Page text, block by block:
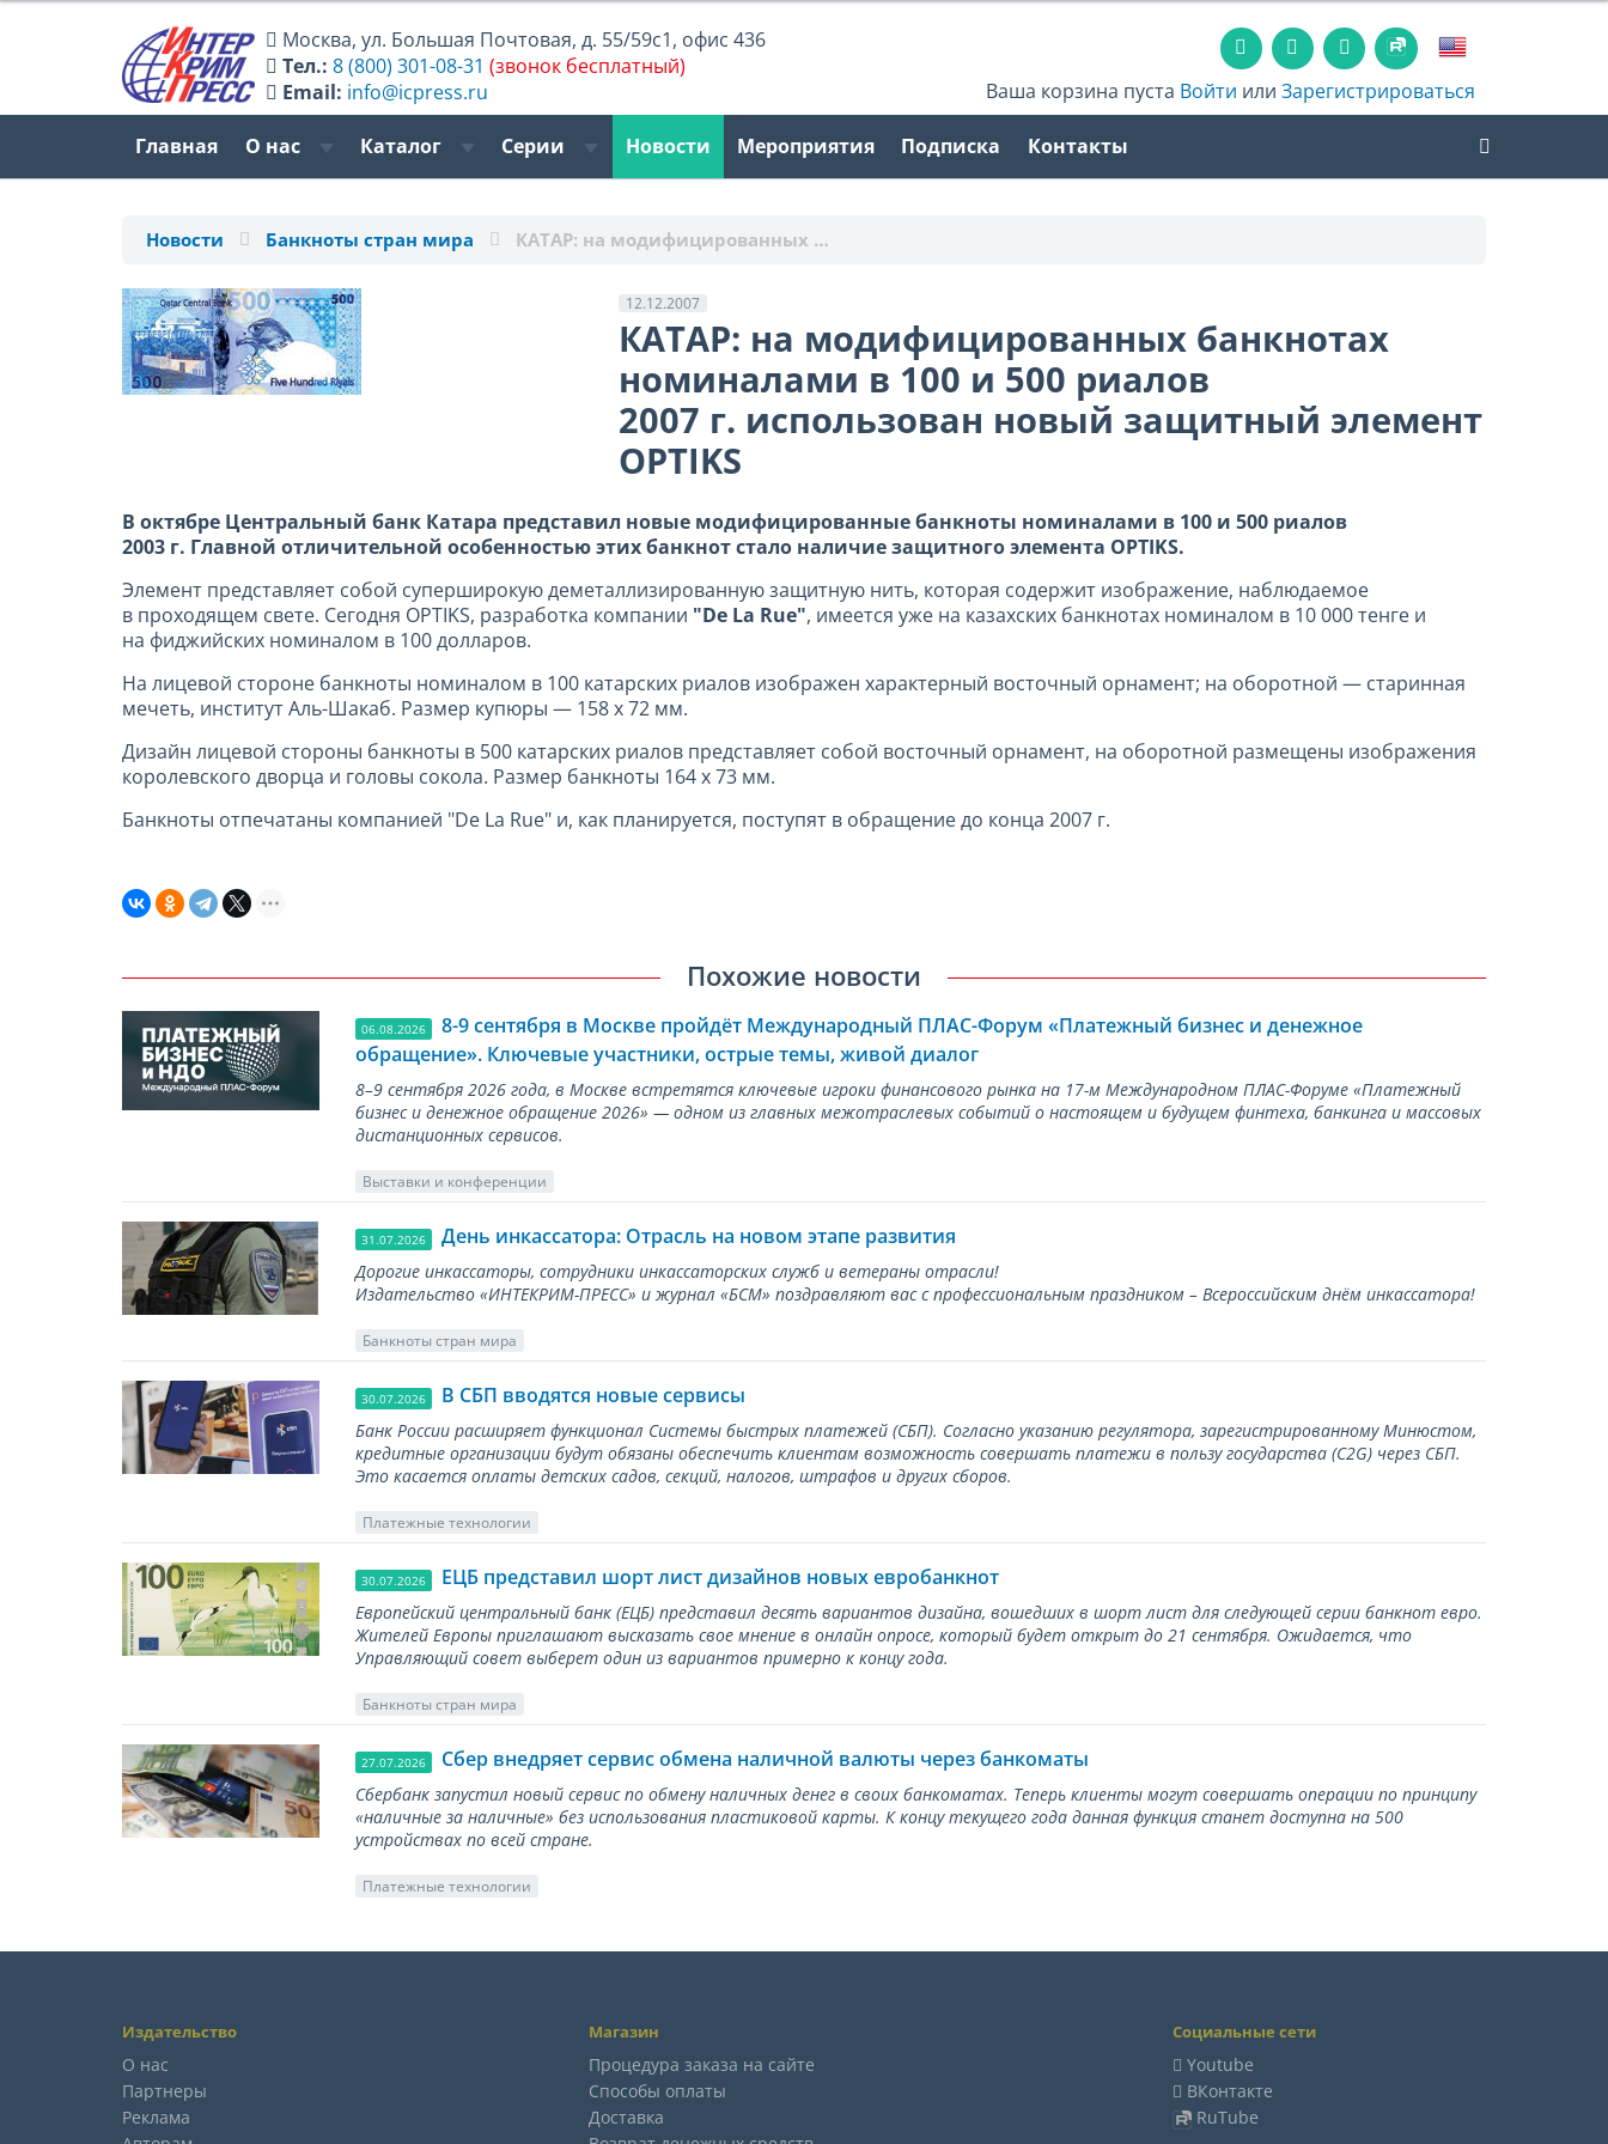
Москва,ул. Большая Почтовая, д. 55/59с1, офис 436
Тел.: 8 (800) 301-08-31 (звонок бесплатный)
Email: info@icpress.ru Ваша корзина пуста Войти илиЗарегистрироваться
Главная О нас Каталог Серии Новости Мероприятия Подписка Контакты
Новости Банкноты стран мира КАТАР: на модифицированных …
12.12.2007
КАТАР: на модифицированных банкнотах
номиналами в 100 и 500 риалов
2007 г. использован новый защитный элемент
OPTIKS
В октябре Центральный банк Катара представил новые модифицированные банкноты номиналами в 100 и 500 риалов
2003 г. Главной отличительной особенностью этих банкнот стало наличие защитного элемента OPTIKS.
Элемент представляет собой суперширокую деметаллизированную защитную нить, которая содержит изображение, наблюдаемое
в проходящем свете. Сегодня OPTIKS, разработка компании "De La Rue", имеется уже на казахских банкнотах номиналом в 10 000 тенге и
на фиджийских номиналом в 100 долларов.
На лицевой стороне банкноты номиналом в 100 катарских риалов изображен характерный восточный орнамент; на оборотной — старинная
мечеть, институт Аль-Шакаб. Размер купюры — 158 х 72 мм.
Дизайн лицевой стороны банкноты в 500 катарских риалов представляет собой восточный орнамент, на оборотной размещены изображения
королевского дворца и головы сокола. Размер банкноты 164 х 73 мм.
Банкноты отпечатаны компанией "De La Rue" и, как планируется, поступят в обращение до конца 2007 г.
Похожие новости
06.08.2026
8-9 сентября в Москве пройдёт Международный ПЛАС-Форум «Платежный бизнес и денежное
обращение». Ключевые участники, острые темы, живой диалог
8–9 сентября 2026 года, в Москве встретятся ключевые игроки финансового рынка на 17-м Международном ПЛАС-Форуме «Платежный
бизнес и денежное обращение 2026» — одном из главных межотраслевых событий о настоящем и будущем финтеха, банкинга и массовых
дистанционных сервисов.
Выставки и конференции
31.07.2026 День инкассатора: Отрасль на новом этапе развития
Дорогие инкассаторы, сотрудники инкассаторских служб и ветераны отрасли!
Издательство «ИНТЕКРИМ-ПРЕСС» и журнал «БСМ» поздравляют вас с профессиональным праздником – Всероссийским днём инкассатора!
Банкноты стран мира
30.07.2026 В СБП вводятся новые сервисы
Банк России расширяет функционал Системы быстрых платежей (СБП). Согласно указанию регулятора, зарегистрированному Минюстом,
кредитные организации будут обязаны обеспечить клиентам возможность совершать платежи в пользу государства (С2G) через СБП.
Это касается оплаты детских садов, секций, налогов, штрафов и других сборов.
Платежные технологии
30.07.2026 ЕЦБ представил шорт лист дизайнов новых евробанкнот
Европейский центральный банк (ЕЦБ) представил десять вариантов дизайна, вошедших в шорт лист для следующей серии банкнот евро.
Жителей Европы приглашают высказать свое мнение в онлайн опросе, который будет открыт до 21 сентября. Ожидается, что
Управляющий совет выберет один из вариантов примерно к концу года.
Банкноты стран мира
27.07.2026 Сбер внедряет сервис обмена наличной валюты через банкоматы
Сбербанк запустил новый сервис по обмену наличных денег в своих банкоматах. Теперь клиенты могут совершать операции по принципу
«наличные за наличные» без использования пластиковой карты. К концу текущего года данная функция станет доступна на 500
устройствах по всей стране.
Платежные технологии
Издательство
О нас
Партнеры
Реклама
Магазин
Процедура заказа на сайте
Способы оплаты
Доставка
Социальные сети
Youtube
ВКонтакте
RuTube